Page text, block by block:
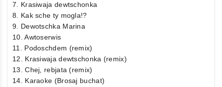
7. Krasiwaja dewtschonka
8. Kak sche ty mogla!?
9. Dewotschka Marina
10. Awtoserwis
11. Podoschdem (remix)
12. Krasiwaja dewtschonka (remix)
13. Chej, rebjata (remix)
14. Karaoke (Brosaj buchat)